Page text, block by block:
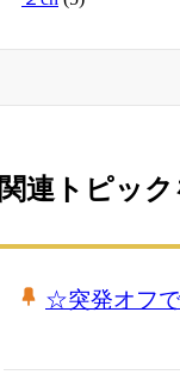
関連トピッ
☆突発オフ